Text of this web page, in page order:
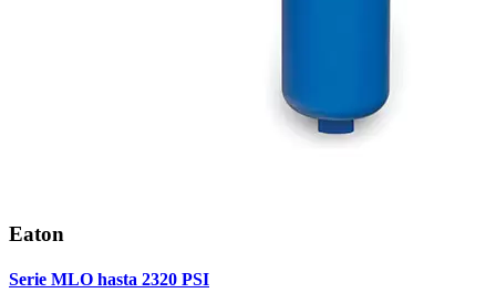
Eaton
Serie MLO hasta 2320 PSI